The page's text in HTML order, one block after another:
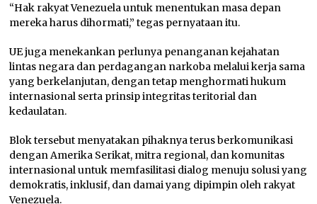
“Hak rakyat Venezuela untuk menentukan masa depan
mereka harus dihormati,” tegas pernyataan itu.
UE juga menekankan perlunya penanganan kejahatan
lintas negara dan perdagangan narkoba melalui kerja sama
yang berkelanjutan, dengan tetap menghormati hukum
internasional serta prinsip integritas teritorial dan
kedaulatan.
Blok tersebut menyatakan pihaknya terus berkomunikasi
dengan Amerika Serikat, mitra regional, dan komunitas
internasional untuk memfasilitasi dialog menuju solusi yang
demokratis, inklusif, dan damai yang dipimpin oleh rakyat
Venezuela.